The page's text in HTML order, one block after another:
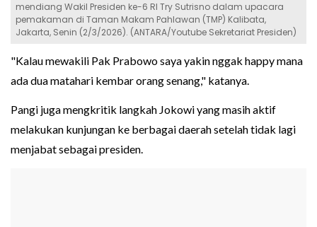
mendiang Wakil Presiden ke-6 RI Try Sutrisno dalam upacara
pemakaman di Taman Makam Pahlawan (TMP) Kalibata,
Jakarta, Senin (2/3/2026). (ANTARA/Youtube Sekretariat Presiden)
"Kalau mewakili Pak Prabowo saya yakin nggak happy mana
ada dua matahari kembar orang senang," katanya.
Pangi juga mengkritik langkah Jokowi yang masih aktif
melakukan kunjungan ke berbagai daerah setelah tidak lagi
menjabat sebagai presiden.